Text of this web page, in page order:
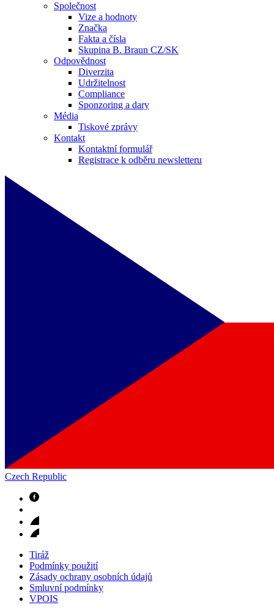
Společnost
Vize a hodnoty
Značka
Fakta a čísla
Skupina B. Braun CZ/SK
Odpovědnost
Diverzita
Udržitelnost
Compliance
Sponzoring a dary
Média
Tiskové zprávy
Kontakt
Kontaktní formulář
Registrace k odběru newsletteru
Czech Republic
Tiráž
Podmínky použití
Zásady ochrany osobních údajů
Smluvní podmínky
VPOIS